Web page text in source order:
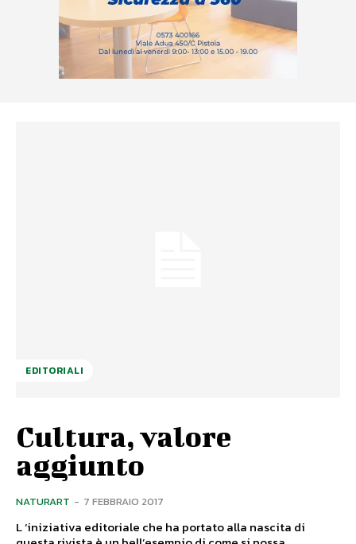
EDITORIALI
Cultura, valore
aggiunto
NATURART - 7 FEBBRAIO 2017
L ‘iniziativa editoriale che ha portato alla nascita di